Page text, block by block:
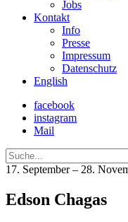
Jobs
Kontakt
Info
Presse
Impressum
Datenschutz
English
facebook
instagram
Mail
Suche
17. September – 28.
Edson Chagas